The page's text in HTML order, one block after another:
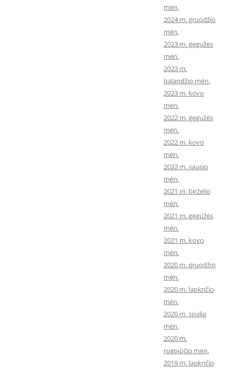
mėn.
2024 m. gruodžio
mėn.
2023 m. gegužės
mėn.
2023 m.
balandžio mėn.
2023 m. kovo
mėn.
2022 m. gegužės
mėn.
2022 m. kovo
mėn.
2022 m. sausio
mėn.
2021 m. birželio
mėn.
2021 m. gegužės
mėn.
2021 m. kovo
mėn.
2020 m. gruodžio
mėn.
2020 m. lapkričio
mėn.
2020 m. spalio
mėn.
2020 m.
rugpjūčio mėn.
2019 m. lapkričio